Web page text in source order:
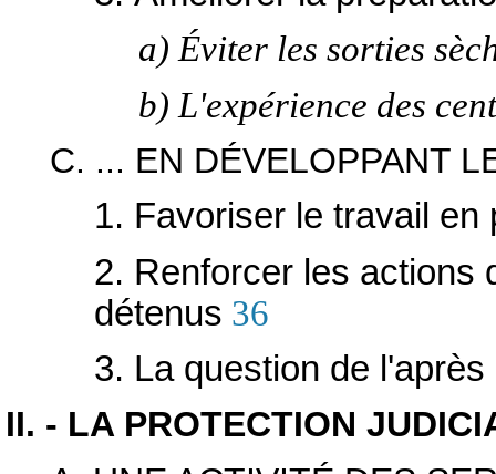
a) Éviter les sorties
b) L'expérience des
C. ... EN DÉVELOPPANT
1. Favoriser le travail en
2. Renforcer les actions
détenus 36
3. La question de l'après
II. - LA PROTECTION